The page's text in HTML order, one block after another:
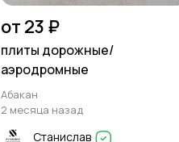
от 23 ₽
плиты дорожные/
аэродромные
Абакан
2 месяца назад
Станислав